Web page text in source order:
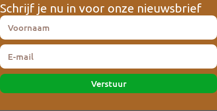
Schrijf je nu in voor onze nieuwsbrief
Verstuur